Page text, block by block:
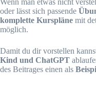
oder lässt sich passende
komplette Kurspläne mit
möglich.
Damit du dir vorstellen
Kind und ChatGPT
des Beitrages einen als